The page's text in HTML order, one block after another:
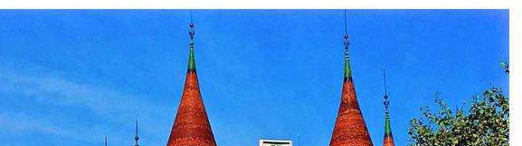
Фламенко в
Барселоне.
Где увидеть
зажигательный
танец?
Христофор Колумб.
Не просто памятник,
но и смотровая
площадка